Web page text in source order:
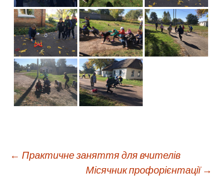
Навігація
← Практичне заняття для вчителів
Місячник профорієнтації →